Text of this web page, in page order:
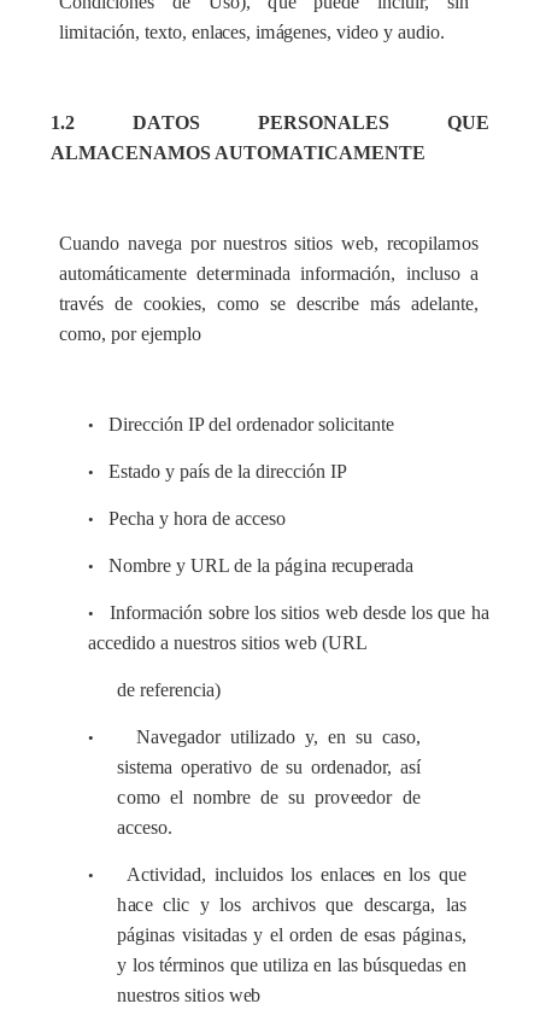
limitación, texto, enlaces, imágenes, video yaudio.
1.2 DATOS PERSONALES QUE
ALMACENAMOS AUTOMATICAMENTE
Cuando navega por nuestros sitios web, recopilamos
automáticamente determinada información, incluso a
través decookies,como se describe más adelante,
como, porejemplo
•DirecciónIPdel ordenador solicitante
•Estado y país de la direcciónIP
•Pecha y hora deacceso
•Nombre y URL de lapágina recuperada
•Información sobre lossitios web desde los que ha
accedido a nuestros sitios web (URL
de referencia)
•Navegador utilizado y, en su caso,
sistema operativo de su ordenador, así
como el nombre de su proveedor de
acceso.
•Actividad, incluidos los enlaces en los que
haceclic y losarchivos quedescarga, las
páginas visitadas y el orden deesas páginas,
y los términos que utiliza en las búsquedas en
nuestros sitios web